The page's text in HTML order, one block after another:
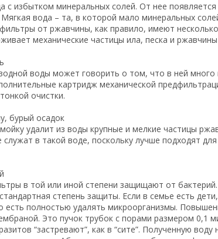
с избытком минеральных солей. От нее
вода – та, в которой мало минеральных
от ржавчины, как правило, имеют
механические частицы ила, песка и
воды может говорить о том, что в ней
картридж механической
очистки.
бурый осадок
удалит из воды крупные и мелкие частицы
в такой воде, поскольку лучше подходят
в той или иной степени защищают от
степень защиты. Если в семье есть
есть полностью удалять микроорганизмы.
Это пучок трубок с порами размером 0,1
“застревают”, как в “сите”. Полученную